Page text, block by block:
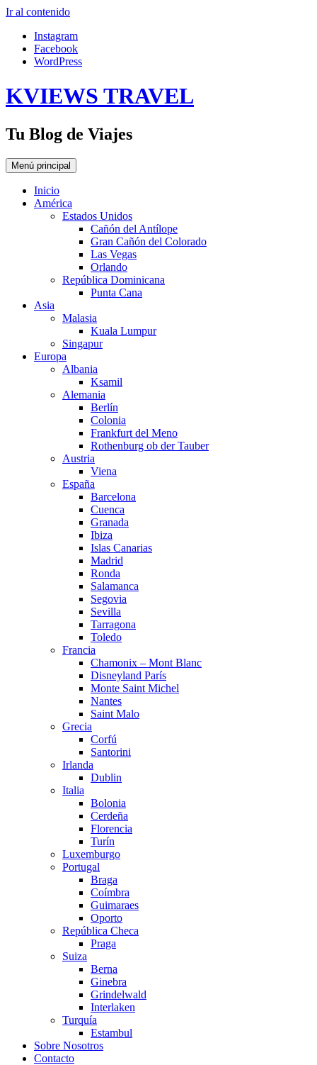
Ir al contenido
Instagram
Facebook
WordPress
KVIEWS TRAVEL
Tu Blog de Viajes
Menú principal
Inicio
América
Estados Unidos
Cañón del Antílope
Gran Cañón del Colorado
Las Vegas
Orlando
República Dominicana
Punta Cana
Asia
Malasia
Kuala Lumpur
Singapur
Europa
Albania
Ksamil
Alemania
Berlín
Colonia
Frankfurt del Meno
Rothenburg ob der Tauber
Austria
Viena
España
Barcelona
Cuenca
Granada
Ibiza
Islas Canarias
Madrid
Ronda
Salamanca
Segovia
Sevilla
Tarragona
Toledo
Francia
Chamonix – Mont Blanc
Disneyland París
Monte Saint Michel
Nantes
Saint Malo
Grecia
Corfú
Santorini
Irlanda
Dublin
Italia
Bolonia
Cerdeña
Florencia
Turín
Luxemburgo
Portugal
Braga
Coímbra
Guimaraes
Oporto
República Checa
Praga
Suiza
Berna
Ginebra
Grindelwald
Interlaken
Turquía
Estambul
Sobre Nosotros
Contacto